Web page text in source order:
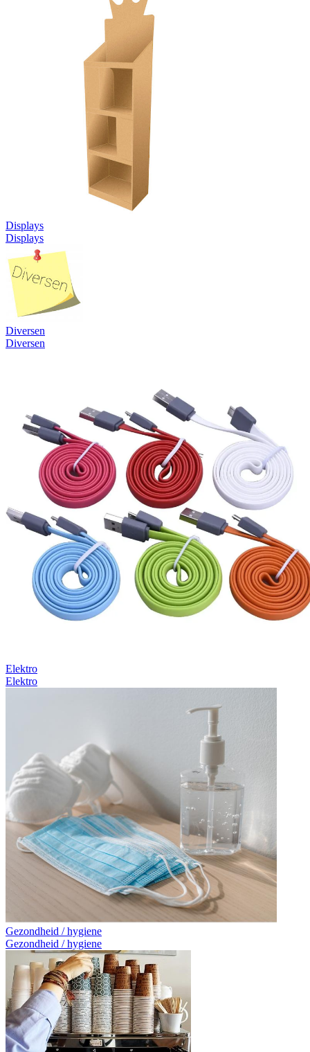
Displays
Displays
Diversen
Diversen
Elektro
Elektro
Gezondheid / hygiene
Gezondheid / hygiene